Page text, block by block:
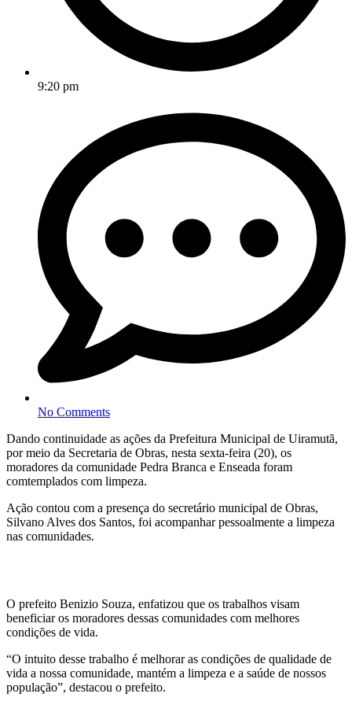
9:20 pm
No Comments
Dando continuidade as ações da Prefeitura Municipal de Uiramutã,
por meio da Secretaria de Obras, nesta sexta-feira (20), os
moradores da comunidade Pedra Branca e Enseada foram
comtemplados com limpeza.
Ação contou com a presença do secretário municipal de Obras,
Silvano Alves dos Santos, foi acompanhar pessoalmente a limpeza
nas comunidades.
O prefeito Benizio Souza, enfatizou que os trabalhos visam
beneficiar os moradores dessas comunidades com melhores
condições de vida.
“O intuito desse trabalho é melhorar as condições de qualidade de
vida a nossa comunidade, mantém a limpeza e a saúde de nossos
população”, destacou o prefeito.